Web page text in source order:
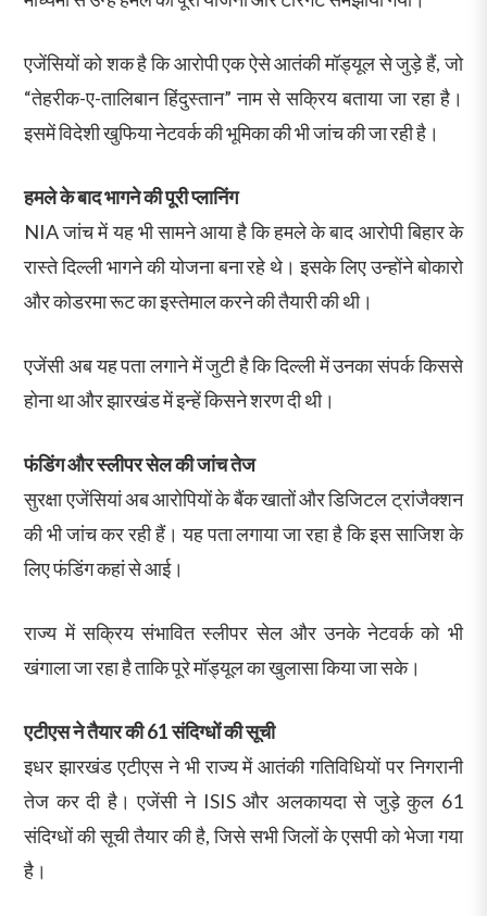
एजेंसियों को शक है कि आरोपी एक ऐसे आतंकी मॉड्यूल से जुड़े हैं, जो
“तेहरीक-ए-तालिबान हिंदुस्तान” नाम से सक्रिय बताया जा रहा है।
इसमें विदेशी खुफिया नेटवर्क की भूमिका की भी जांच की जा रही है।
हमले के बाद भागने की पूरी प्लानिंग
NIA जांच में यह भी सामने आया है कि हमले के बाद आरोपी बिहार के
रास्ते दिल्ली भागने की योजना बना रहे थे। इसके लिए उन्होंने बोकारो
और कोडरमा रूट का इस्तेमाल करने की तैयारी की थी।
एजेंसी अब यह पता लगाने में जुटी है कि दिल्ली में उनका संपर्क किससे
होना था और झारखंड में इन्हें किसने शरण दी थी।
फंडिंग और स्लीपर सेल की जांच तेज
सुरक्षा एजेंसियां अब आरोपियों के बैंक खातों और डिजिटल ट्रांजैक्शन
की भी जांच कर रही हैं। यह पता लगाया जा रहा है कि इस साजिश के
लिए फंडिंग कहां से आई।
राज्य में सक्रिय संभावित स्लीपर सेल और उनके नेटवर्क को भी
खंगाला जा रहा है ताकि पूरे मॉड्यूल का खुलासा किया जा सके।
एटीएस ने तैयार की 61 संदिग्धों की सूची
इधर झारखंड एटीएस ने भी राज्य में आतंकी गतिविधियों पर निगरानी
तेज कर दी है। एजेंसी ने ISIS और अलकायदा से जुड़े कुल 61
संदिग्धों की सूची तैयार की है, जिसे सभी जिलों के एसपी को भेजा गया
है।